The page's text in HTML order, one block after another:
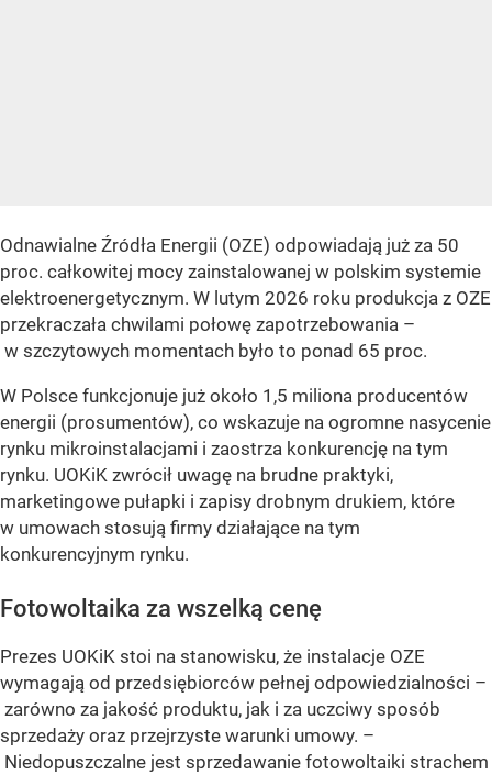
Odnawialne Źródła Energii (OZE) odpowiadają już za 50
proc. całkowitej mocy zainstalowanej w polskim systemie
elektroenergetycznym. W lutym 2026 roku produkcja z OZE
przekraczała chwilami połowę zapotrzebowania –
w szczytowych momentach było to ponad 65 proc.
W Polsce funkcjonuje już około 1,5 miliona producentów
energii (prosumentów), co wskazuje na ogromne nasycenie
rynku mikroinstalacjami i zaostrza konkurencję na tym
rynku. UOKiK zwrócił uwagę na brudne praktyki,
marketingowe pułapki i zapisy drobnym drukiem, które
w umowach stosują firmy działające na tym
konkurencyjnym rynku.
Fotowoltaika za wszelką cenę
Prezes UOKiK stoi na stanowisku, że instalacje OZE
wymagają od przedsiębiorców pełnej odpowiedzialności –
zarówno za jakość produktu, jak i za uczciwy sposób
sprzedaży oraz przejrzyste warunki umowy. –
Niedopuszczalne jest sprzedawanie fotowoltaiki strachem